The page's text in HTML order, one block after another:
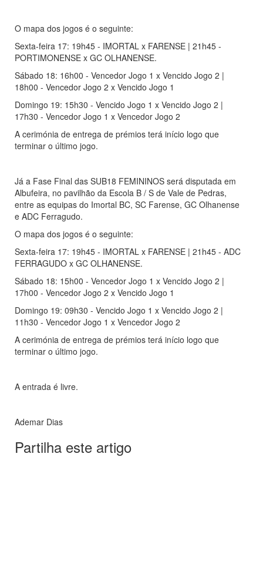
O mapa dos jogos é o seguinte:
Sexta-feira 17: 19h45 - IMORTAL x FARENSE | 21h45 -
PORTIMONENSE x GC OLHANENSE.
Sábado 18: 16h00 - Vencedor Jogo 1 x Vencido Jogo 2 |
18h00 - Vencedor Jogo 2 x Vencido Jogo 1
Domingo 19: 15h30 - Vencido Jogo 1 x Vencido Jogo 2 |
17h30 - Vencedor Jogo 1 x Vencedor Jogo 2
A cerimónia de entrega de prémios terá início logo que
terminar o último jogo.
Já a Fase Final das SUB18 FEMININOS será disputada em
Albufeira, no pavilhão da Escola B / S de Vale de Pedras,
entre as equipas do Imortal BC, SC Farense, GC Olhanense
e ADC Ferragudo.
O mapa dos jogos é o seguinte:
Sexta-feira 17: 19h45 - IMORTAL x FARENSE | 21h45 - ADC
FERRAGUDO x GC OLHANENSE.
Sábado 18: 15h00 - Vencedor Jogo 1 x Vencido Jogo 2 |
17h00 - Vencedor Jogo 2 x Vencido Jogo 1
Domingo 19: 09h30 - Vencido Jogo 1 x Vencido Jogo 2 |
11h30 - Vencedor Jogo 1 x Vencedor Jogo 2
A cerimónia de entrega de prémios terá início logo que
terminar o último jogo.
A entrada é livre.
Ademar Dias
Partilha este artigo